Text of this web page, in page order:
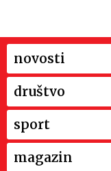
novosti
društvo
sport
magazin